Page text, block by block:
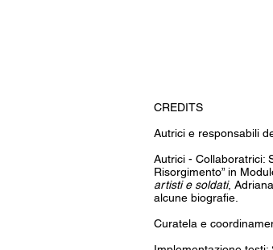
CREDITS
Autrici e responsabili
Autrici - Collaboratrici:
Risorgimento” in
artisti e soldati,
alcune biografie.
Curatela e